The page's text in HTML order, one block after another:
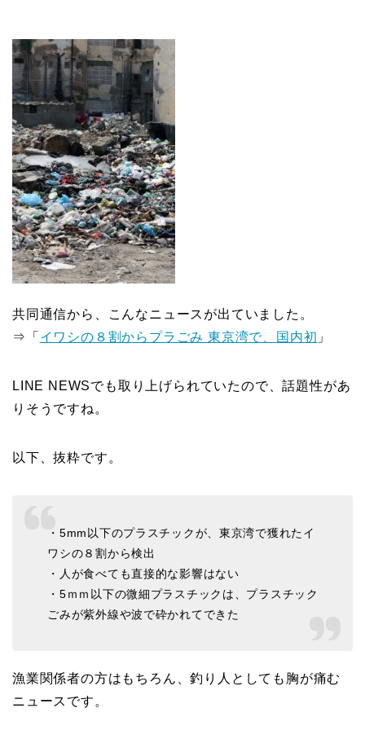
共同通信から、こんなニュースが出ていました。
⇒「 イワシの８割からプラごみ 東京湾で、国内初 」
LINE NEWSでも取り上げられていたので、話題性があ
りそうですね。
以下、抜粋です。
・5mm以下のプラスチックが、東京湾で獲れたイ
ワシの８割から検出
・人が食べても直接的な影響はない
・5ｍｍ以下の微細プラスチックは、プラスチック
ごみが紫外線や波で砕かれてできた
漁業関係者の方はもちろん、釣り人としても胸が痛む
ニュースです。